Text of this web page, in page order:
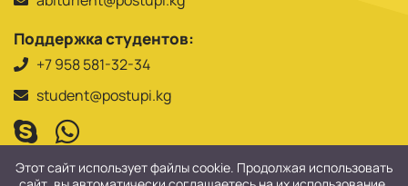
Поддержка студентов:
+7 958 581-32-34
student@postupi.kg
Этот сайт использует файлы cookie. Продолжая использовать